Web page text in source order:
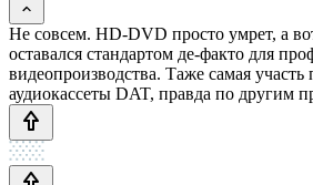
Не совсем. HD-DVD просто умрет, а
оставался стандартом де-факто для
видеопроизводства. Таже самая
аудиокассеты DAT, правда по другим